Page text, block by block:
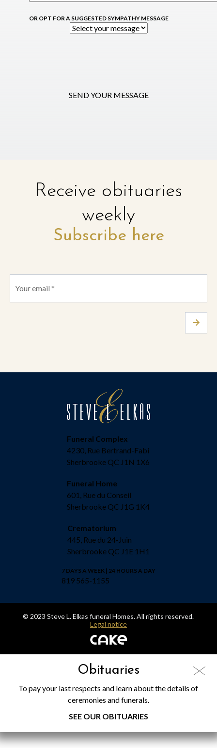
OR OPT FOR A SUGGESTED SYMPATHY MESSAGE
SEND YOUR MESSAGE
Receive obituaries
weekly
Subscribe here
Funeral Complex
4230, Rue Bertrand-Fabi
Sherbrooke QC J1N 1X6
Funeral Home
601, Rue du Conseil
Sherbrooke QC J1G 1K4
Crematorium
445, Rue du 24-Juin
Sherbrooke QC J1E 1H1
7 DAYS A WEEK | 24 HOURS A DAY
819 565-1155
© 2023 Steve L. Elkas funeral Homes. All rights reserved.
Legal notice
Obituaries
To pay your last respects and learn about the details of
ceremonies and funerals.
SEE OUR OBITUARIES